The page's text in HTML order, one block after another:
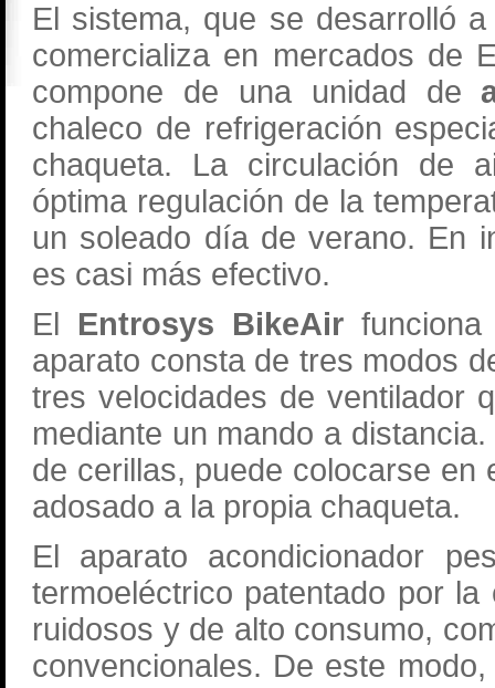
El sistema, que se desarrolló
comercializa en mercados de
compone de una unidad de
chaleco de refrigeración
chaqueta. La circulación de
óptima regulación de la
un soleado día de verano. En
es casi más efectivo.
El Entrosys BikeAir
aparato consta de tres modos
tres velocidades de ventilador
mediante un mando a
de cerillas, puede colocarse en
adosado a la propia chaqueta.
El aparato acondicionador
termoeléctrico patentado por
ruidosos y de alto consumo,
convencionales. De este